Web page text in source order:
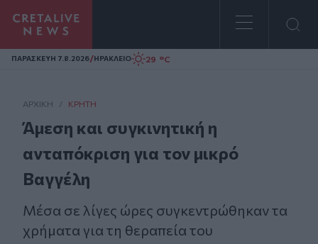
Homepage
ΠΑΡΑΣΚΕΥΗ 7.8.2026/ΗΡΑΚΛΕΙΟ 29 °C
ΑΡΧΙΚΗ / ΚΡΉΤΗ
Άμεση και συγκινητική η
ανταπόκριση για τον μικρό
Βαγγέλη
Μέσα σε λίγες ώρες συγκεντρώθηκαν τα
χρήματα για τη θεραπεία του